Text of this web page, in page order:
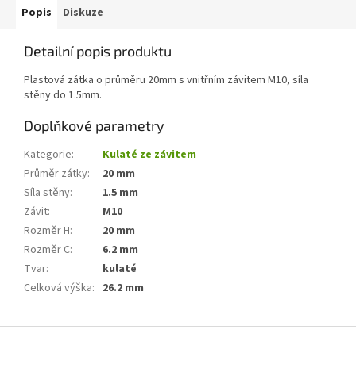
Popis Diskuze
Detailní popis produktu
Plastová zátka o průměru 20mm s vnitřním závitem M10, síla
stěny do 1.5mm.
Doplňkové parametry
Kategorie:
Kulaté ze závitem
Průměr zátky:
20 mm
Síla stěny:
1.5 mm
Závit:
M10
Rozměr H:
20 mm
Rozměr C:
6.2 mm
Tvar:
kulaté
Celková výška: 26.2 mm